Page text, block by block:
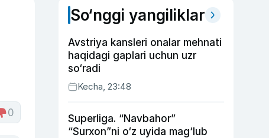
0
So‘nggi yangiliklar
Avstriya kansleri onalar mehnati
haqidagi gaplari uchun uzr
so‘radi
Kecha, 23:48
Superliga. “Navbahor”
“Surxon”ni o‘z uyida mag‘lub